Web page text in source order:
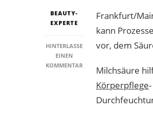
BEAUTY-
EXPERTE
HINTERLASSE
EINEN
KOMMENTARZU
MILCHSÄURE
PFLEGT
HAUTPARTIEN
Frankfurt/
kann
vor, dem
Milchsäure
Körperpflege